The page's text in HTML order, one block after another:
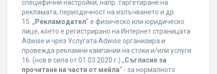
специфични настройки, напр. таргетиране на
рекламата, периодичност на излъчването и др.
15. „ Рекламодател” е физическо или юридическо
лице, което е регистрирано на Интернет страницата
Adwise и чрез Услугата Adwise организира и
провежда рекламни кампании на стоки и/или услуги.
16. (нов в сила от 01.03.2020 г.) „Съгласие за
прочитане на части от мейла“ - за нормалното